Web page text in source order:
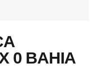
0 BAHIA